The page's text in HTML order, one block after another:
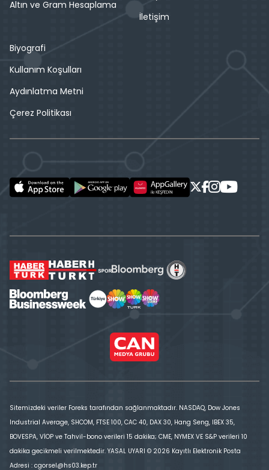
Altın ve Gram Hesaplama
İletişim
Biyografi
Kullanım Koşulları
Aydınlatma Metni
Çerez Politikası
Sitemizdeki veriler Foreks tarafından sağlanmaktadır. NASDAQ, Dow Jones
Industrial Average, SHCOM, FTSE 100, CAC 40, DAX 30, Hang Seng, IBEX 35,
BOVESPA, VİOP ve Tahvil-bono verileri 15 dakika; CME, NYMEX VE S&P verileri 10
dakika gecikmeli verilmektedir. YASAL UYARI © 2026 Kayıtlı Elektronik Posta
Adresi : cgorsel@hs03.kep.tr